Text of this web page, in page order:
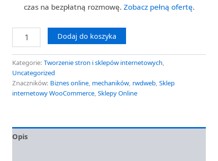
czas na bezpłatną rozmowę. Zobacz pełną ofertę.
Dodaj do koszyka
Kategorie: Tworzenie stron i sklepów internetowych,
Uncategorized
Znaczników: Biznes online, mechaników, rwdweb, Sklep
internetowy WooCommerce, Sklepy Online
Opis